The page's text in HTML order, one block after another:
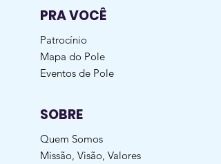
PRA VOCÊ
Patrocínio
Mapa do Pole
Eventos de Pole
SOBRE
Quem Somos
Missão, Visão, Valores